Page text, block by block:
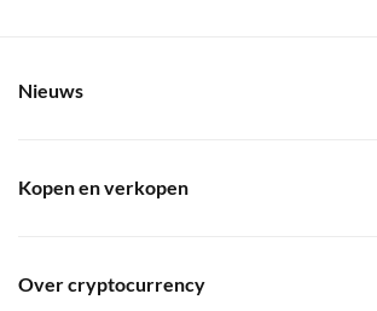
Nieuws
Kopen en verkopen
Over cryptocurrency